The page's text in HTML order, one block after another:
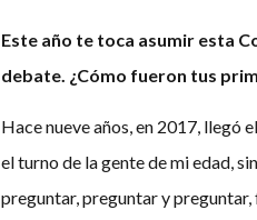
Este año te toca asumir esta
debate. ¿Cómo fueron tus
Hace nueve años, en 2017, llegó
el turno de la gente de mi edad,
preguntar, preguntar y preguntar,